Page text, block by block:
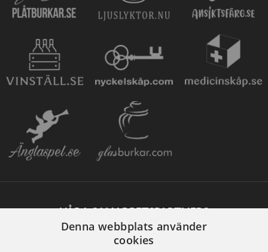
VÅRA SAMARBETSPARTNERS
Denna webbplats använder
cookies